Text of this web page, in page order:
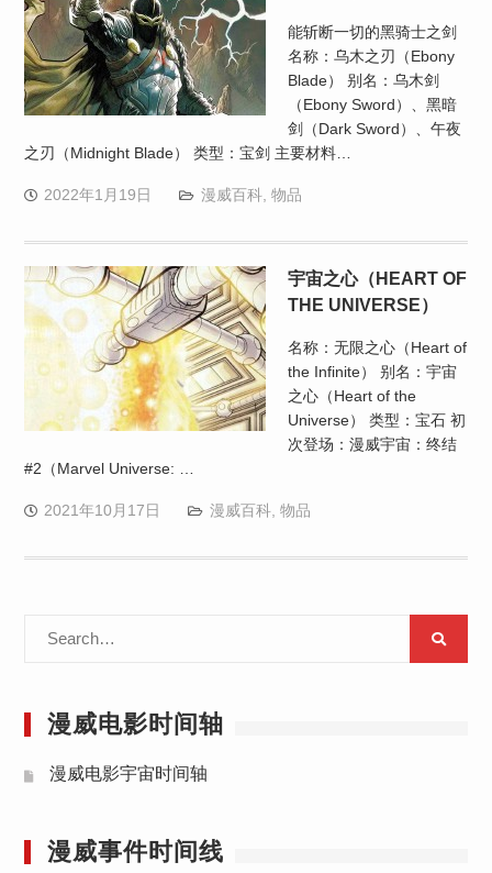
能斩断一切的黑骑士之剑
名称：乌木之刃（Ebony
Blade） 别名：乌木剑
（Ebony Sword）、黑暗
剑（Dark Sword）、午夜
之刃（Midnight Blade） 类型：宝剑 主要材料…
2022年1月19日 漫威百科, 物品
宇宙之心（HEART OF
THE UNIVERSE）
名称：无限之心（Heart of
the Infinite） 别名：宇宙
之心（Heart of the
Universe） 类型：宝石 初
次登场：漫威宇宙：终结
#2（Marvel Universe: …
2021年10月17日 漫威百科, 物品
漫威电影时间轴
漫威电影宇宙时间轴
漫威事件时间线